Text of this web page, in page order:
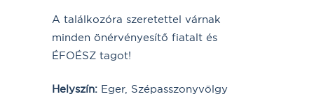
A találkozóra szeretettel várnak
minden önérvényesítő fiatalt és
ÉFOÉSZ tagot!
Helyszín: Eger, Szépasszonyvölgy